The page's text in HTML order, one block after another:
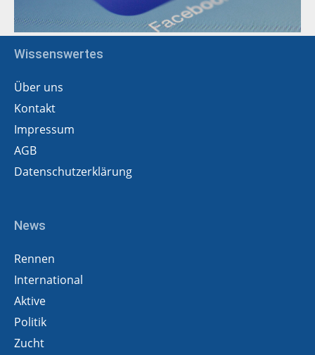
Wissenswertes
Über uns
Kontakt
Impressum
AGB
Datenschutzerklärung
News
Rennen
International
Aktive
Politik
Zucht